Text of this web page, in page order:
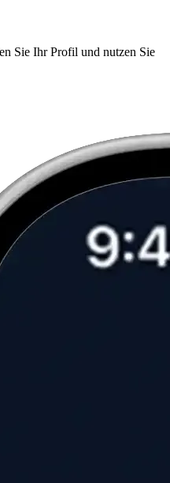
Sie Ihr Profil und nutzen Sie